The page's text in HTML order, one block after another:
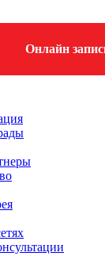
Онлайн